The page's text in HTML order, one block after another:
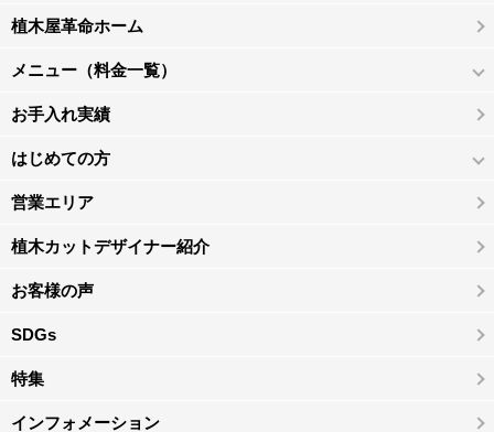
植木屋革命ホーム
メニュー（料金一覧）
お手入れ実績
はじめての方
営業エリア
植木カットデザイナー紹介
お客様の声
SDGs
特集
インフォメーション